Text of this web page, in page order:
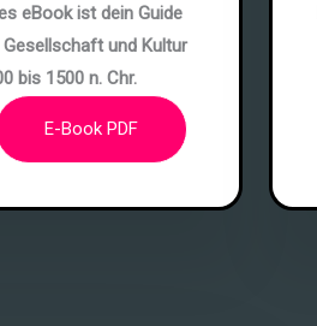
eBook ist dein Guide
und Kultur
bis 1500 n. Chr.
E-Book PDF